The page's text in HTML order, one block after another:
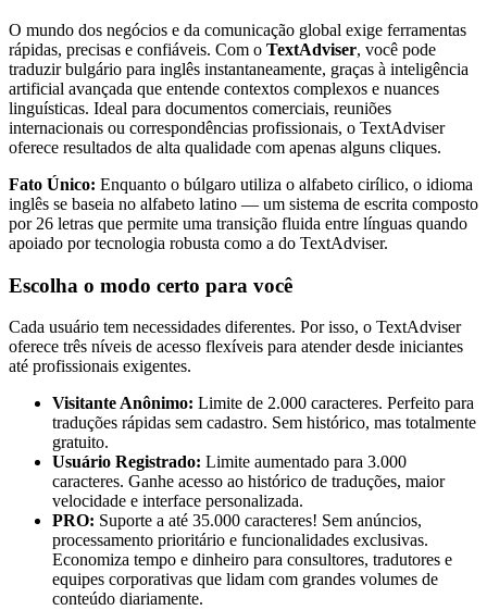
O mundo dos negócios e da comunicação global exige ferramentas
rápidas, precisas e confiáveis. Com o TextAdviser, você pode
traduzir bulgário para inglês instantaneamente, graças à inteligência
artificial avançada que entende contextos complexos e nuances
linguísticas. Ideal para documentos comerciais, reuniões
internacionais ou correspondências profissionais, o TextAdviser
oferece resultados de alta qualidade com apenas alguns cliques.
Fato Único: Enquanto o búlgaro utiliza o alfabeto cirílico, o idioma
inglês se baseia no alfabeto latino — um sistema de escrita composto
por 26 letras que permite uma transição fluida entre línguas quando
apoiado por tecnologia robusta como a do TextAdviser.
Escolha o modo certo para você
Cada usuário tem necessidades diferentes. Por isso, o TextAdviser
oferece três níveis de acesso flexíveis para atender desde iniciantes
até profissionais exigentes.
Visitante Anônimo: Limite de 2.000 caracteres. Perfeito para
traduções rápidas sem cadastro. Sem histórico, mas totalmente
gratuito.
Usuário Registrado: Limite aumentado para 3.000
caracteres. Ganhe acesso ao histórico de traduções, maior
velocidade e interface personalizada.
PRO: Suporte a até 35.000 caracteres! Sem anúncios,
processamento prioritário e funcionalidades exclusivas.
Economiza tempo e dinheiro para consultores, tradutores e
equipes corporativas que lidam com grandes volumes de
conteúdo diariamente.